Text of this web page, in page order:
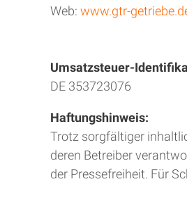
Web: www.gtr-
Umsatzsteuer-
DE 353723076
Haftungshinweis:
Trotz sorgfältiger
deren Betreiber
der Pressefreiheit. Für